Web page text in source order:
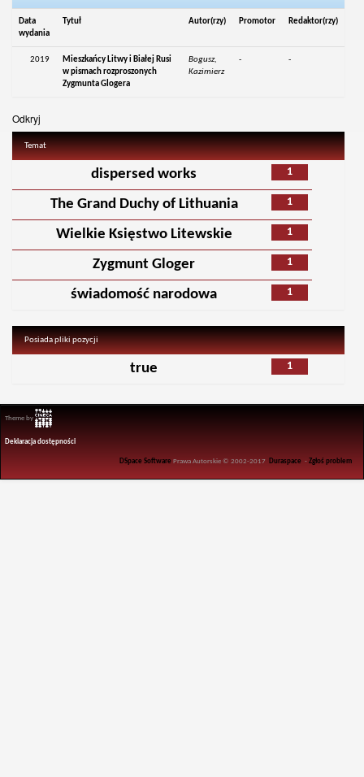
Data
wydania
Tytuł Autor(rzy) Promotor Redaktor(rzy)
2019
Mieszkańcy Litwy i Białej Rusi
w pismach rozproszonych
Zygmunta Glogera
Bogusz,
Kazimierz
- -
Odkryj
Temat
1
dispersed works
1
The Grand Duchy of Lithuania
1
Wielkie Księstwo Litewskie
1
Zygmunt Gloger
1
świadomość narodowa
Posiada pliki pozycji
1
true
Theme by
Deklaracja dostępności
DSpace Software Prawa Autorskie © 2002-2017 Duraspace -Zgłoś problem